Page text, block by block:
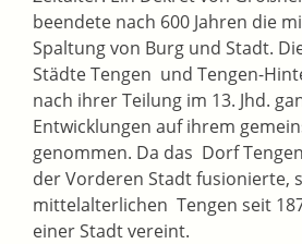
beendete nach 600 Jahren die
Spaltung von Burg und Stadt.
Städte Tengen und Tengen-
nach ihrer Teilung im 13. Jhd.
Entwicklungen auf ihrem
genommen. Da das Dorf
der Vorderen Stadt fusionierte,
mittelalterlichen Tengen seit
einer Stadt vereint.